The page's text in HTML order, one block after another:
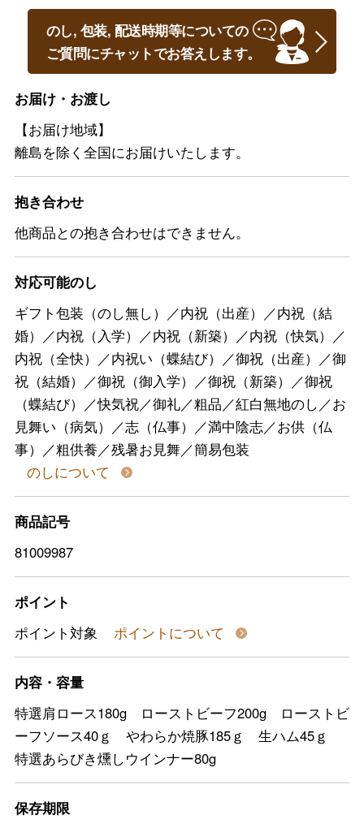
のし, 包装, 配送時期等についての
ご質問にチャットでお答えします。
お届け・お渡し
【お届け地域】
離島を除く全国にお届けいたします。
抱き合わせ
他商品との抱き合わせはできません。
対応可能のし
ギフト包装（のし無し）／内祝（出産）／内祝（結
婚）／内祝（入学）／内祝（新築）／内祝（快気）／
内祝（全快）／内祝い（蝶結び）／御祝（出産）／御
祝（結婚）／御祝（御入学）／御祝（新築）／御祝
（蝶結び）／快気祝／御礼／粗品／紅白無地のし／お
見舞い（病気）／志（仏事）／満中陰志／お供（仏
事）／粗供養／残暑お見舞／簡易包装
のしについて
商品記号
81009987
ポイント
ポイント対象
ポイントについて
内容・容量
特選肩ロース180g ローストビーフ200g ローストビ
ーフソース40ｇ やわらか焼豚185ｇ 生ハム45ｇ
特選あらびき燻しウインナー80g
保存期限